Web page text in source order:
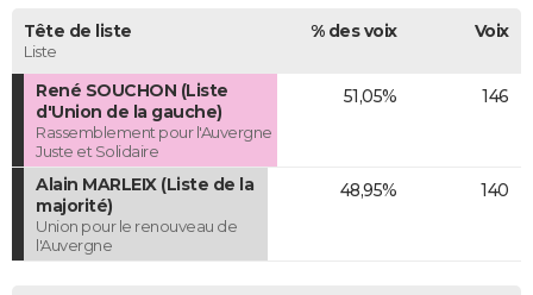
Tête de liste
Liste
% des voix Voix
René SOUCHON (Liste
d'Union de la gauche)
Rassemblement pour l'Auvergne
Juste et Solidaire
51,05% 146
Alain MARLEIX (Liste de la
majorité)
Union pour le renouveau de
l'Auvergne
48,95% 140